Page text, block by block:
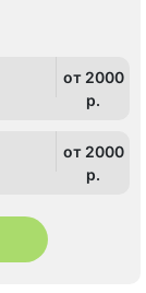
от 2000
p.
от 2000
p.